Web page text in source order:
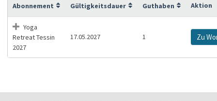
Abonnement Gültigkeitsdauer Guthaben Aktion
Yoga
Retreat Tessin
2027
17.05.2027 1 Zu